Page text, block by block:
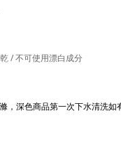
/ 不可使用漂白成分
，深色商品第一次下水清洗如